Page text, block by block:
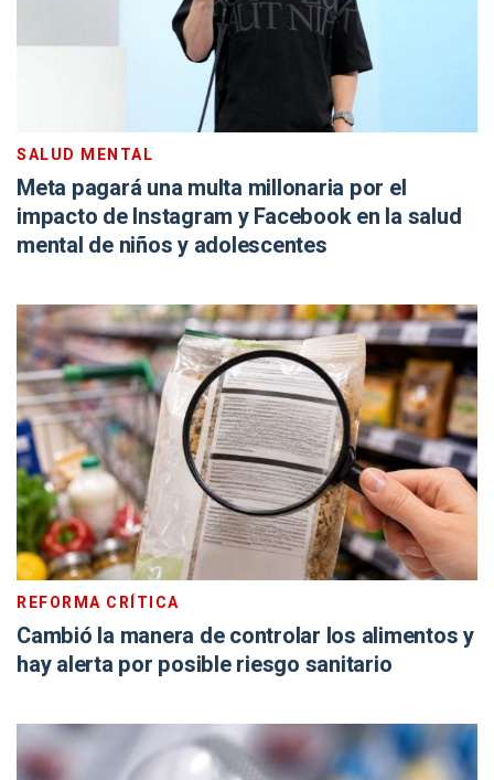
SALUD MENTAL
Meta pagará una multa millonaria por el
impacto de Instagram y Facebook en la salud
mental de niños y adolescentes
REFORMA CRÍTICA
Cambió la manera de controlar los alimentos y
hay alerta por posible riesgo sanitario